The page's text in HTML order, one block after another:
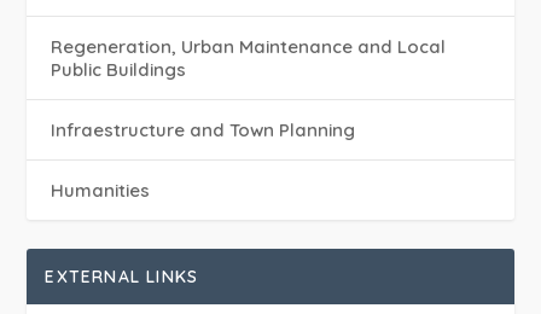
Regeneration, Urban Maintenance and Local
Public Buildings
Infraestructure and Town Planning
Humanities
EXTERNAL LINKS